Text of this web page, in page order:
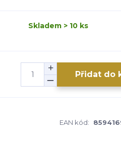
Skladem > 10 ks
Přidat do
EAN kód: